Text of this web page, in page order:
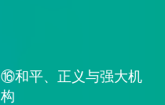
⑯和平、正义与强大机
构